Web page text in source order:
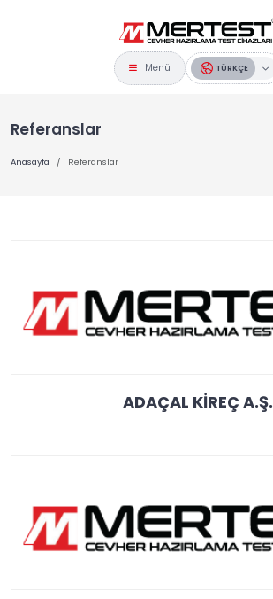
Menü TÜRKÇE
Referanslar
Anasayfa Referanslar
ADAÇAL KİREÇ A.Ş.